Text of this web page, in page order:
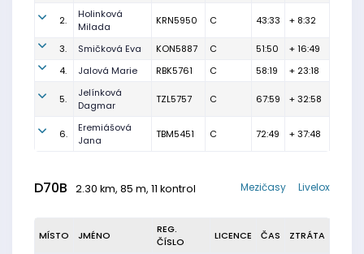
2.
Holinková
Milada
KRN5950 C 43:33 + 8:32
3. Smičková Eva KON5887 C 51:50
+ 16:49
4.
Jalová Marie RBK5761 C 58:19 + 23:18
5.
Jelínková
Dagmar
TZL5757 C 67:59 + 32:58
6.
Eremiášová
Jana
TBM5451 C 72:49 + 37:48
D70B 2.30 km, 85 m, 11 kontrol Livelox
Mezičasy
MÍSTO JMÉNO
REG.
ČÍSLO
LICENCE ČAS ZTRÁTA